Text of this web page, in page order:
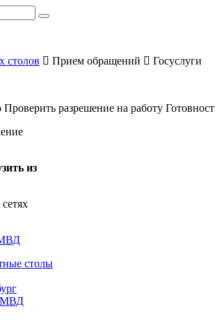
Search
столов
Прием обращений
Госуслуги
Проверить разрешение на работу
из
столы
МВД